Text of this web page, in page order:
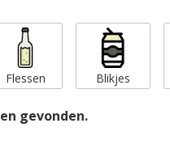
Flessen Blikjes
gevonden.